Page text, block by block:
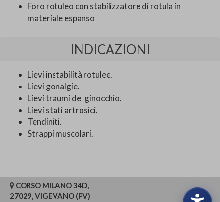
Foro rotuleo con stabilizzatore di rotula in
materiale espanso
INDICAZIONI
Lievi instabilità rotulee.
Lievi gonalgie.
Lievi traumi del ginocchio.
Lievi stati artrosici.
Tendiniti.
Strappi muscolari.
CORSO MILANO 34D,
27029, VIGEVANO (PV)